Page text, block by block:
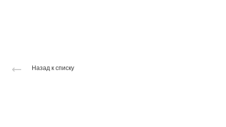
Назад к списку